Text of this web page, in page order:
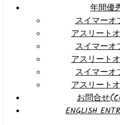
年間優
スイマーオ
アスリート
スイマーオ
アスリート
スイマーオ
アスリート
お問合せ
ENGLISH